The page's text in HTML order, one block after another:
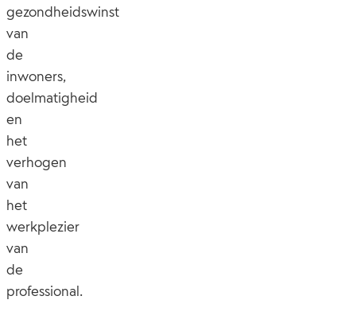
gezondheidswinst
van
de
inwoners,
doelmatigheid
en
het
verhogen
van
het
werkplezier
van
de
professional.